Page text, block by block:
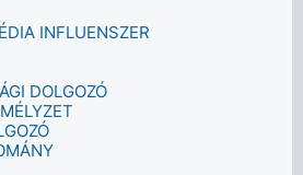
INFLUENSZER
DOLGOZÓ